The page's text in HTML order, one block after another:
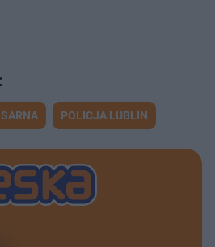
SARNA POLICJA LUBLIN